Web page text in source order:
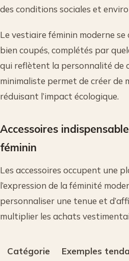
des conditions sociales et
Le vestiaire féminin moderne se
bien coupés, complétés par
qui reflètent la personnalité de
minimaliste permet de créer de
réduisant l’impact écologique.
Accessoires
féminin
Les accessoires occupent une
l’expression de la féminité
personnaliser une tenue et
multiplier les achats
Catégorie Exemples